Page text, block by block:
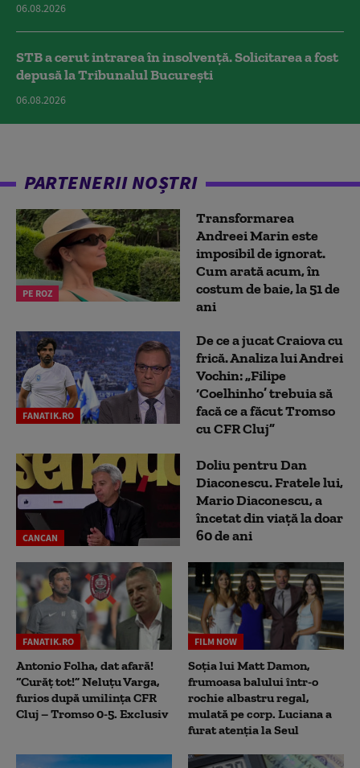
06.08.2026
STB a cerut intrarea în insolvență. Solicitarea a fost
depusă la Tribunalul București
06.08.2026
PARTENERII NOȘTRI
PE ROZ
Transformarea
Andreei Marin este
imposibil de ignorat.
Cum arată acum, în
costum de baie, la 51 de
ani
FANATIK.RO
De ce a jucat Craiova cu
frică. Analiza lui Andrei
Vochin: „Filipe
‘Coelhinho’ trebuia să
facă ce a făcut Tromso
cu CFR Cluj”
CANCAN
Doliu pentru Dan
Diaconescu. Fratele lui,
Mario Diaconescu, a
încetat din viață la doar
60 de ani
FANATIK.RO
Antonio Folha, dat afară!
“Curăț tot!” Neluțu Varga,
furios după umilința CFR
Cluj – Tromso 0-5. Exclusiv
FILM NOW
Soția lui Matt Damon,
frumoasa balului într-o
rochie albastru regal,
mulată pe corp. Luciana a
furat atenția la Seul